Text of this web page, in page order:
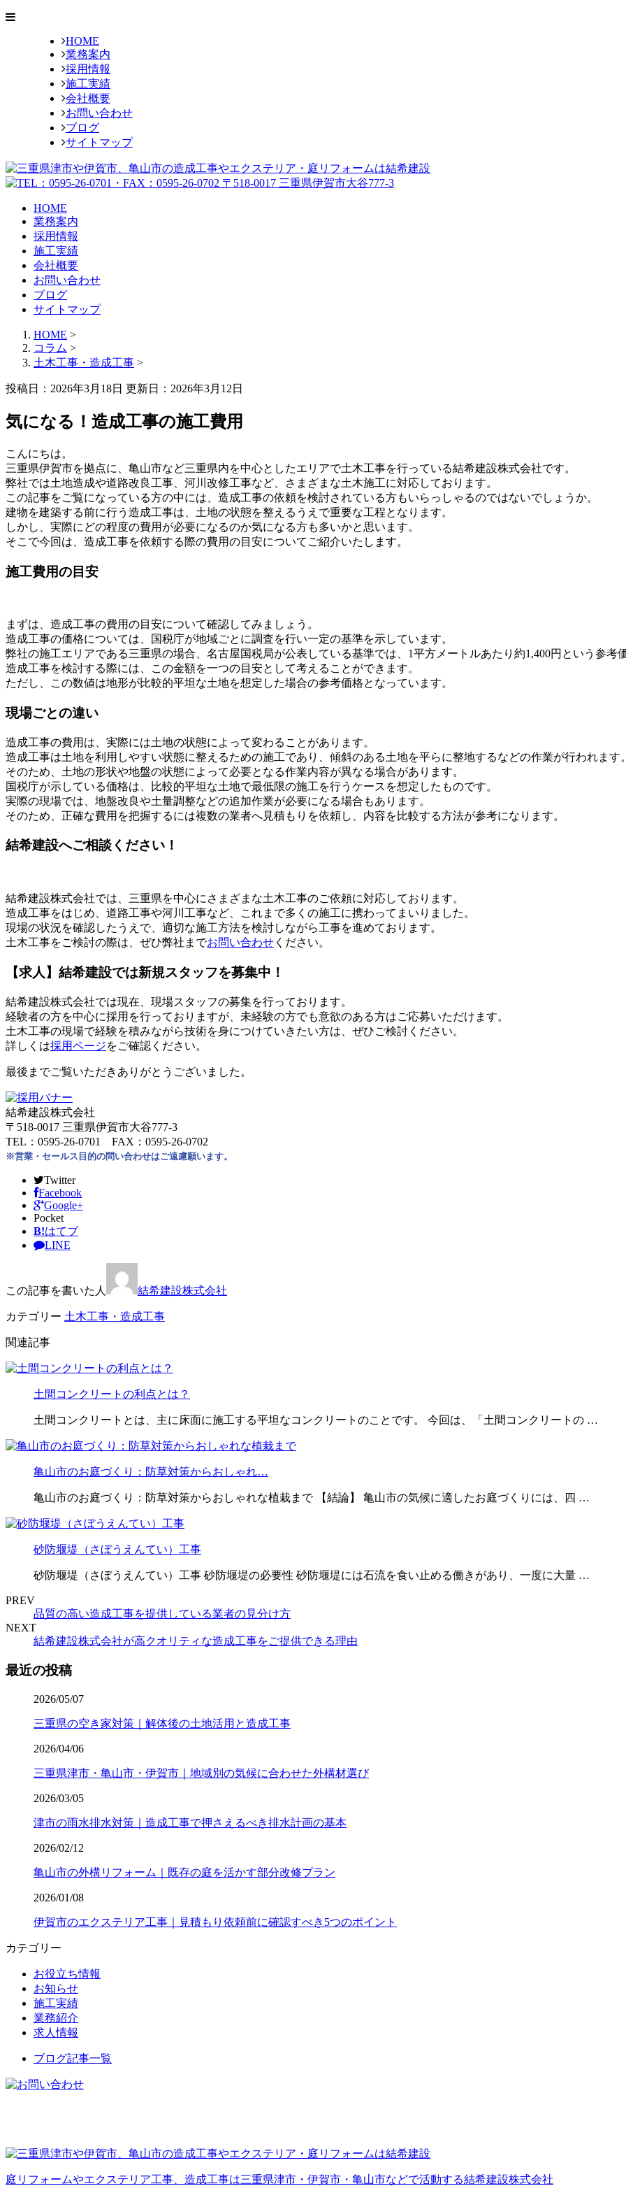
HOME
業務案内
採用情報
施工実績
会社概要
お問い合わせ
ブログ
サイトマップ
HOME
業務案内
採用情報
施工実績
会社概要
お問い合わせ
ブログ
サイトマップ
HOME >
コラム >
土木工事・造成工事 >
投稿日：2026年3月18日 更新日： 2026年3月12日
気になる！造成工事の施工費用
こんにちは。
三重県伊賀市を拠点に、亀山市など三重県内を中心としたエリアで土木工事を行っている結希建設株式会社です。
弊社では土地造成や道路改良工事、河川改修工事など、さまざまな土木施工に対応しております。
この記事をご覧になっている方の中には、造成工事の依頼を検討されている方もいらっしゃるのではないでしょうか。
建物を建築する前に行う造成工事は、土地の状態を整えるうえで重要な工程となります。
しかし、実際にどの程度の費用が必要になるのか気になる方も多いかと思います。
そこで今回は、造成工事を依頼する際の費用の目安についてご紹介いたします。
施工費用の目安
まずは、造成工事の費用の目安について確認してみましょう。
造成工事の価格については、国税庁が地域ごとに調査を行い一定の基準を示しています。
弊社の施工エリアである三重県の場合、名古屋国税局が公表している基準では、1平方メートルあたり約1,400円という参考
造成工事を検討する際には、この金額を一つの目安として考えることができます。
ただし、この数値は地形が比較的平坦な土地を想定した場合の参考価格となっています。
現場ごとの違い
造成工事の費用は、実際には土地の状態によって変わることがあります。
造成工事は土地を利用しやすい状態に整えるための施工であり、傾斜のある土地を平らに整地するなどの作業が行われます。
そのため、土地の形状や地盤の状態によって必要となる作業内容が異なる場合があります。
国税庁が示している価格は、比較的平坦な土地で最低限の施工を行うケースを想定したものです。
実際の現場では、地盤改良や土量調整などの追加作業が必要になる場合もあります。
そのため、正確な費用を把握するには複数の業者へ見積もりを依頼し、内容を比較する方法が参考になります。
結希建設へご相談ください！
結希建設株式会社では、三重県を中心にさまざまな土木工事のご依頼に対応しております。
造成工事をはじめ、道路工事や河川工事など、これまで多くの施工に携わってまいりました。
現場の状況を確認したうえで、適切な施工方法を検討しながら工事を進めております。
土木工事をご検討の際は、ぜひ弊社までお問い合わせ ください。
【求人】結希建設では新規スタッフを募集中！
結希建設株式会社では現在、現場スタッフの募集を行っております。
経験者の方を中心に採用を行っておりますが、未経験の方でも意欲のある方はご応募いただけます。
土木工事の現場で経験を積みながら技術を身につけていきたい方は、ぜひご検討ください。
詳しくは採用ページをご確認ください。
最後までご覧いただきありがとうございました。
結希建設株式会社
〒518-0017 三重県伊賀市大谷777-3
TEL：0595-26-0701 FAX：0595-26-0702
※営業・セールス目的の問い合わせはご遠慮願います。
Twitter
Facebook
Google+
Pocket
B!はてブ
LINE
この記事を書いた人 結希建設株式会社
カテゴリー 土木工事・造成工事
関連記事
土間コンクリートの利点とは？
土間コンクリートとは、主に床面に施工する平坦なコンクリートのことです。 今回は、「土間コンクリートの …
亀山市のお庭づくり：防草対策からおしゃれ…
亀山市のお庭づくり：防草対策からおしゃれな植栽まで 【結論】 亀山市の気候に適したお庭づくりには、四 …
砂防堰堤（さぼうえんてい）工事
砂防堰堤（さぼうえんてい）工事 砂防堰堤の必要性 砂防堰堤には石流を食い止める働きがあり、一度に大量 …
PREV
品質の高い造成工事を提供している業者の見分け方
NEXT
結希建設株式会社が高クオリティな造成工事をご提供できる理由
最近の投稿
2026/05/07
三重県の空き家対策｜解体後の土地活用と造成工事
2026/04/06
三重県津市・亀山市・伊賀市｜地域別の気候に合わせた外構材選び
2026/03/05
津市の雨水排水対策｜造成工事で押さえるべき排水計画の基本
2026/02/12
亀山市の外構リフォーム｜既存の庭を活かす部分改修プラン
2026/01/08
伊賀市のエクステリア工事｜見積もり依頼前に確認すべき5つのポイント
カテゴリー
お役立ち情報
お知らせ
施工実績
業務紹介
求人情報
ブログ記事一覧
庭リフォームやエクステリア工事、造成工事は三重県津市・伊賀市・亀山市などで活動する結希建設株式会社